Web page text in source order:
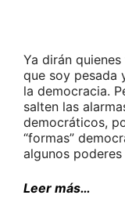
Ya dirán
que soy pesada
la democracia.
salten las
democráticos,
“formas”
algunos
Leer más…